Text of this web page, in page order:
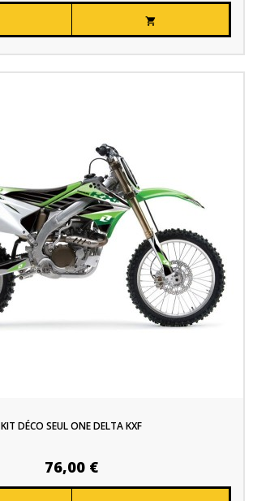

KIT DÉCO SEUL ONE DELTA KXF
76,00 €